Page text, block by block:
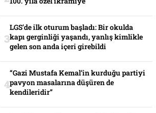
LGS’de ilk oturum başladı: Bir okulda
kapı gerginliği yaşandı, yanlış kimlikle
gelen son anda içeri girebildi
“Gazi Mustafa Kemal’in kurduğu partiyi
pavyon masalarına düşüren de
kendileridir”